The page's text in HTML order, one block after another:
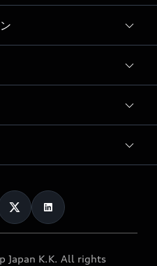
Japan K.K. All rights